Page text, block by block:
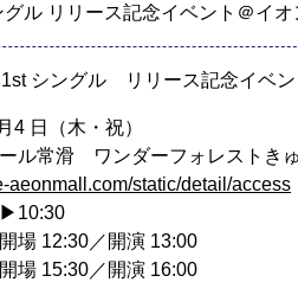
グル リリース記念イベント＠イ
シングル リリース記念イベン
4 日（木・祝）
ル常滑 ワンダーフォレストき
aeonmall.com/static/detail/access
▶︎10:30
12:30／開演 13:00
15:30／開演 16:00